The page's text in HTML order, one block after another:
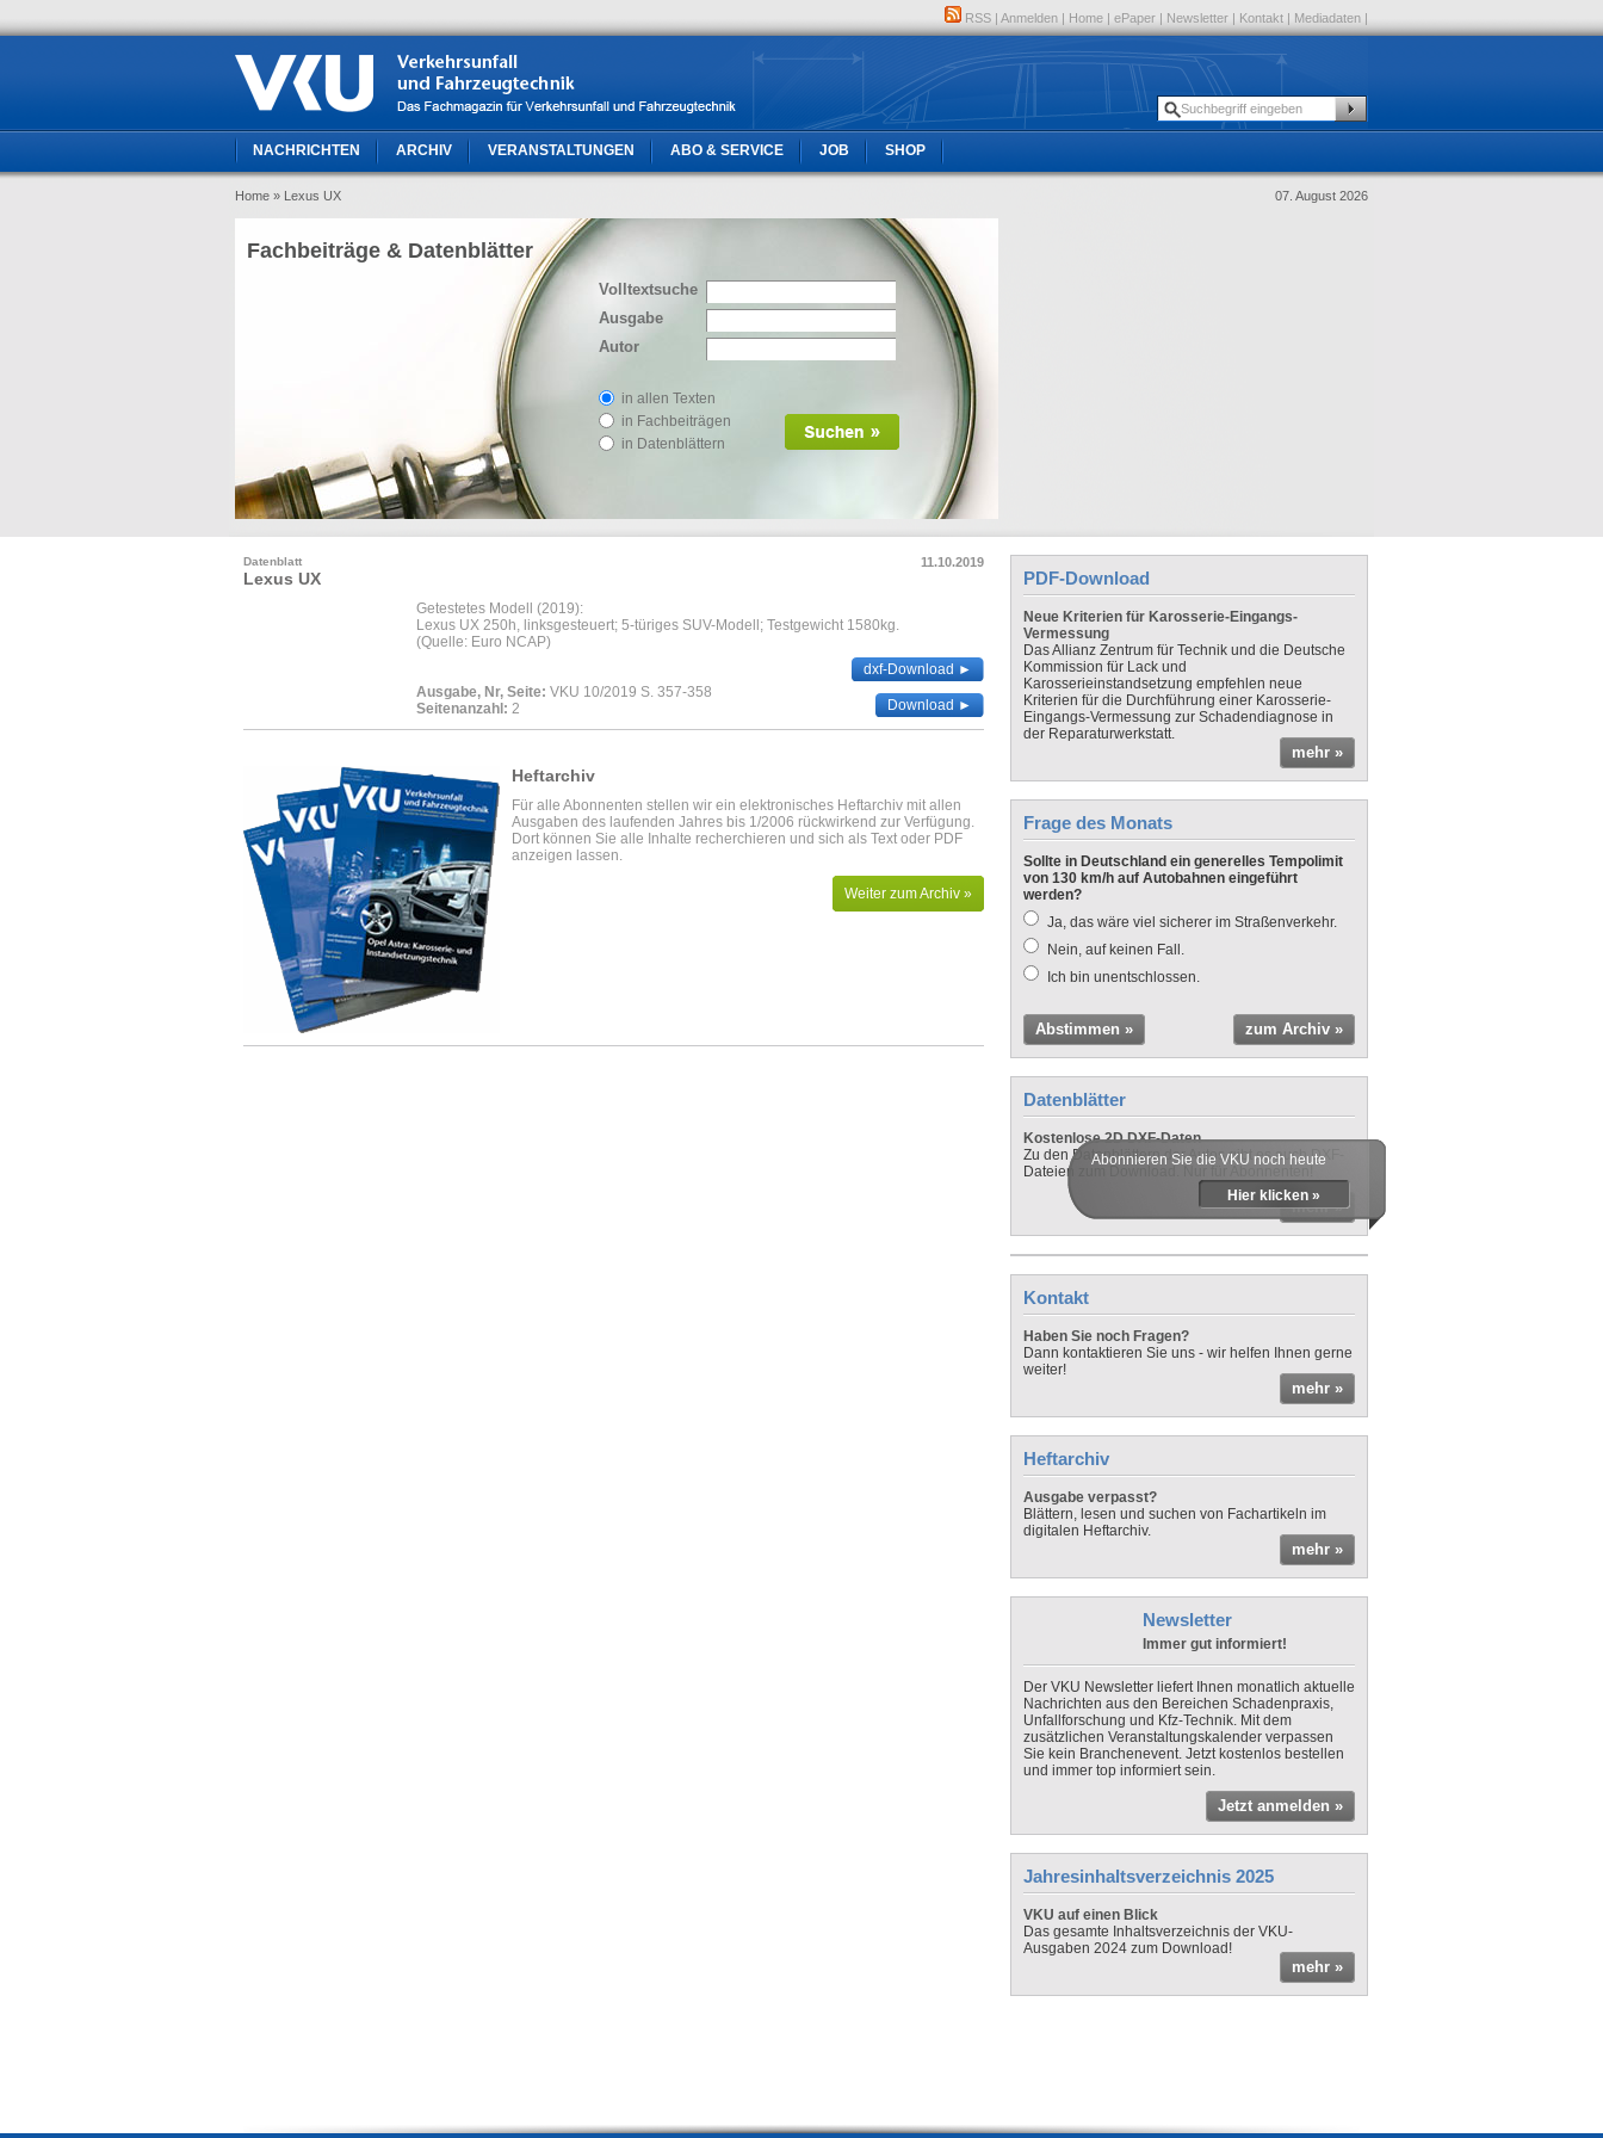
RSS | Anmelden | Home | ePaper | Newsletter | Kontakt | Mediadaten |
NACHRICHTEN ARCHIV VERANSTALTUNGEN ABO & SERVICE JOB SHOP
Home » Lexus UX 07. August 2026
Volltextsuche
Ausgabe
Autor
in allen Texten
in Fachbeiträgen
in Datenblättern
Fachbeiträge & Datenblätter
11.10.2019
Datenblatt
Lexus UX
Getestetes Modell (2019):
Lexus UX 250h, linksgesteuert; 5-türiges SUV-Modell; Testgewicht 1580kg.
(Quelle: Euro NCAP)
Ausgabe, Nr, Seite: VKU 10/2019 S. 357-358
Seitenanzahl: 2
dxf-Download ►
Download ►
Heftarchiv
Für alle Abonnenten stellen wir ein elektronisches Heftarchiv mit allen
Ausgaben des laufenden Jahres bis 1/2006 rückwirkend zur Verfügung.
Dort können Sie alle Inhalte recherchieren und sich als Text oder PDF
anzeigen lassen.
Weiter zum Archiv »
PDF-Download
Neue Kriterien für Karosserie-Eingangs-
Vermessung
Das Allianz Zentrum für Technik und die Deutsche
Kommission für Lack und
Karosserieinstandsetzung empfehlen neue
Kriterien für die Durchführung einer Karosserie-
Eingangs-Vermessung zur Schadendiagnose in
der Reparaturwerkstatt.
mehr »
Frage des Monats
Sollte in Deutschland ein generelles Tempolimit
von 130 km/h auf Autobahnen eingeführt
werden?
Ja, das wäre viel sicherer im Straßenverkehr.
Nein, auf keinen Fall.
Ich bin unentschlossen.
Abstimmen » zum Archiv »
Datenblätter
Kostenlose 2D DXF-Daten
Zu den Datenblättern der Autos gibt es auch DXF-
Dateien zum Download. Nur für Abonnenten!
mehr »
Abonnieren Sie die VKU noch heute
Hier klicken »
Kontakt
Haben Sie noch Fragen?
Dann kontaktieren Sie uns - wir helfen Ihnen gerne
weiter!
mehr »
Heftarchiv
Ausgabe verpasst?
Blättern, lesen und suchen von Fachartikeln im
digitalen Heftarchiv.
mehr »
Newsletter
Immer gut informiert!
Der VKU Newsletter liefert Ihnen monatlich aktuelle
Nachrichten aus den Bereichen Schadenpraxis,
Unfallforschung und Kfz-Technik. Mit dem
zusätzlichen Veranstaltungskalender verpassen
Sie kein Branchenevent. Jetzt kostenlos bestellen
und immer top informiert sein.
Jetzt anmelden »
Jahresinhaltsverzeichnis 2025
VKU auf einen Blick
Das gesamte Inhaltsverzeichnis der VKU-
Ausgaben 2024 zum Download!
mehr »